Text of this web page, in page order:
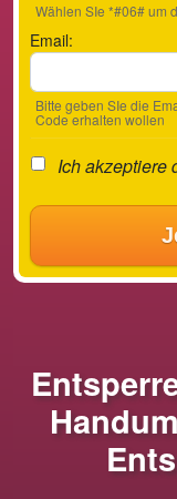
Wählen SIe *#06# um
Email:
Bitte geben SIe die
Code erhalten wollen
Ich akzeptiere